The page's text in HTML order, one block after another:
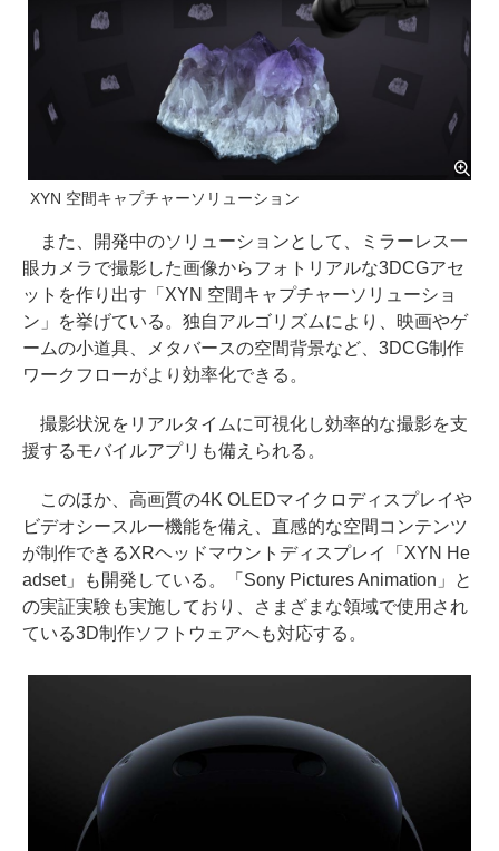
XYN 空間キャプチャーソリューション
また、開発中のソリューションとして、ミラーレス一
眼カメラで撮影した画像からフォトリアルな3DCGアセ
ットを作り出す「XYN 空間キャプチャーソリューショ
ン」を挙げている。独自アルゴリズムにより、映画やゲ
ームの小道具、メタバースの空間背景など、3DCG制作
ワークフローがより効率化できる。
撮影状況をリアルタイムに可視化し効率的な撮影を支
援するモバイルアプリも備えられる。
このほか、高画質の4K OLEDマイクロディスプレイや
ビデオシースルー機能を備え、直感的な空間コンテンツ
が制作できるXRヘッドマウントディスプレイ「XYN He
adset」も開発している。「Sony Pictures Animation」と
の実証実験も実施しており、さまざまな領域で使用され
ている3D制作ソフトウェアへも対応する。